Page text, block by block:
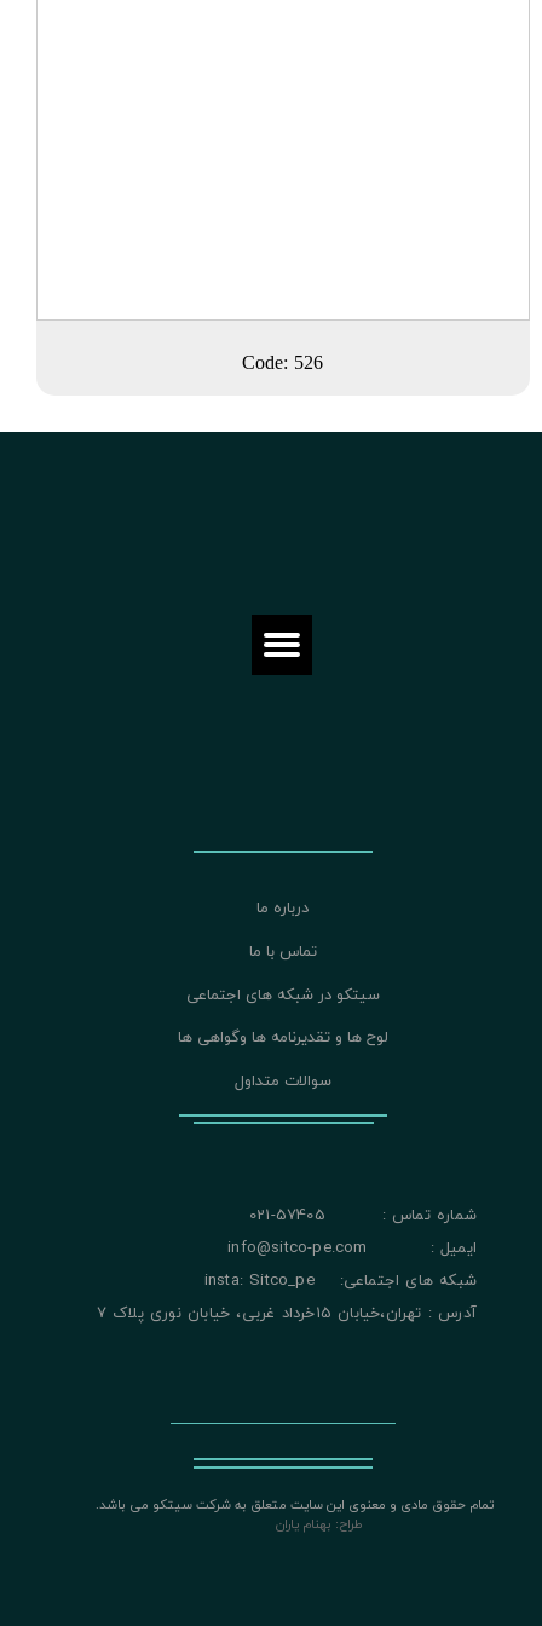
Code: 526
تمام حقوق مادی و معنوی این سایت متعلق به شرکت سیتکو می باشد.
طراح: بهنام یاران
درباره ما
تماس با ما
سیتکو در شبکه های اجتماعی
لوح ها و تقدیرنامه ها وگواهی ها
سوالات متداول
شماره تماس : 57405-021
ایمیل : info@sitco-pe.com
شبکه های اجتماعی: insta: Sitco_pe
آدرس : تهران،خیابان 15خرداد غربی، خیابان نوری پلاک 7